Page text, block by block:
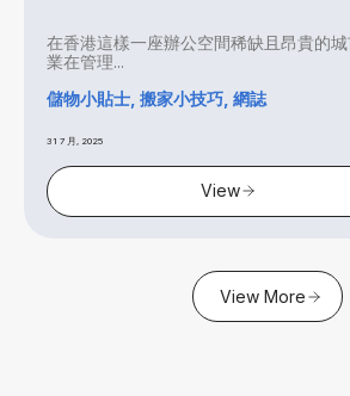
在香港這樣一座辦公空間稀缺且昂貴的
業在管理...
儲物小貼士, 搬家小技巧, 網誌
31 7 月, 2025
View
View More